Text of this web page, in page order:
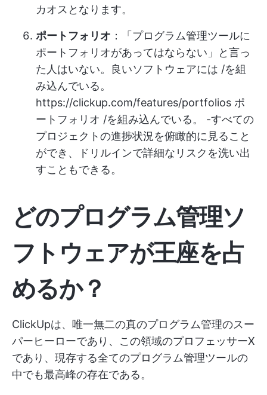
カオスとなります。
ポートフォリオ ：「プログラム管理ツールに
ポートフォリオがあってはならない」と言っ
た人はいない。良いソフトウェアには /を組
み込んでいる。
https://clickup.com/features/portfolios ポ
ートフォリオ /を組み込んでいる。 -すべての
プロジェクトの進捗状況を俯瞰的に見ること
ができ、ドリルインで詳細なリスクを洗い出
すこともできる。
どのプログラム管理ソ
フトウェアが王座を占
めるか？
ClickUpは、唯一無二の真のプログラム管理のスー
パーヒーローであり、この領域のプロフェッサーX
であり、現存する全てのプログラム管理ツールの
中でも最高峰の存在である。